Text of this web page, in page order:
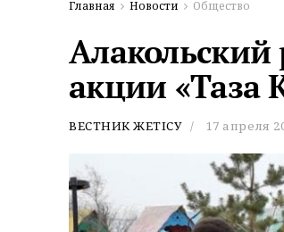
Главная Новости Общество
Алакольский
акции «Таза
ВЕСТНИК ЖЕТІСУ 17 апреля